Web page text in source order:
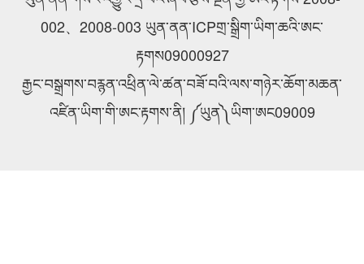
002、2008-003 ཡུན་ནན་ICPགྲ་སྒྲིག་ཡིག་ཆའི་ཨང་
རྟགས09000927
རྒྱང་བསྒྲགས་བརྙན་འཕྲིན་ལེ་ཚན་བཟོ་བའི་ལས་གཉེར་ཆོག་མཆན་
འཛིན་ཡིག་གི་ཨང་རྟགས་ནི། ༼ཡུན༽ཡིག་ཨང09009